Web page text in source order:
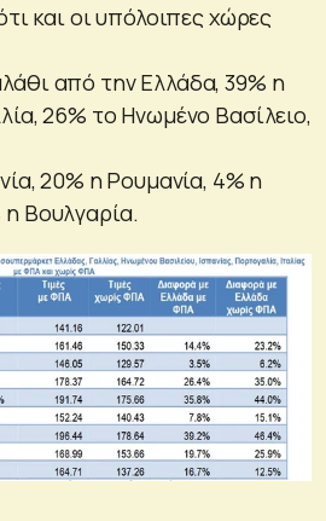
και οι υπόλοιπες χώρες
από την Ελλάδα, 39% η
26% το Ηνωμένο Βασίλειο,
20% η Ρουμανία, 4% η
η Βουλγαρία.